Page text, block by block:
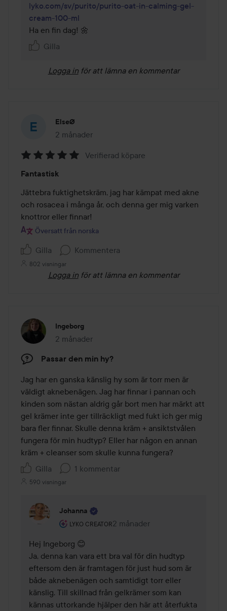
lyko.com/sv/purito/purito-oat-in-calming-gel-
cream-100-ml
Ha en fin dag! 🌼
Gilla
Logga in för att lämna en kommentar
ElseØ
2 månader
Inlägget skapades 2 månader
5
av
5
Verifierad köpare
Fantastisk
Jättebra fuktighetskräm, jag har kämpat med akne
och rosacea i många år, och denna ger mig varken
knottror eller finnar!
Översatt från norska
Gilla Kommentera
802 visningar
Logga in för att lämna en kommentar
Ingeborg
2 månader
Inlägget skapades 2 månader
Passar den min hy?
Jag har en ganska känslig hy som är torr men är
väldigt aknebenägen. Jag har finnar i pannan och
kinden som nästan aldrig går bort men har märkt att
gel krämer inte ger tillräckligt med fukt ich ger mig
bara fler finnar. Skulle denna kräm + ansiktstvålen
fungera för min hudtyp? Eller har någon en annan
kräm + cleanser som skulle kunna fungera?
Gilla
1 kommentar
590 visningar
Johanna
LYKO CREATOR
Användarens roll: Lyko Creator.
2 månader
Kommentaren lades 2 månader
Hej Ingeborg 😊
Ja, denna kan vara ett bra val för din hudtyp
eftersom den är framtagen för just hud som är
både aknebenägen och samtidigt torr eller
känslig. Till skillnad från gelkrämer som kan
kännas uttorkande hjälper den här att återfukta